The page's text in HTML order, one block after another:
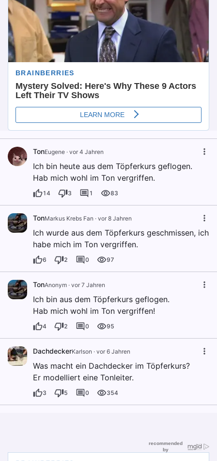
TonEugene · vor 4 Jahren
Ich bin heute aus dem Töpferkurs geflogen.
Hab mich wohl im Ton vergriffen.
14 3 1 83
TonMarkus Krebs Fan · vor 8 Jahren
Ich wurde aus dem Töpferkurs geschmissen, ich
habe mich im Ton vergriffen.
6 2 0 97
TonAnonym · vor 7 Jahren
Ich bin aus dem Töpferkurs geflogen.
Hab mich wohl im Ton vergriffen!
4 2 0 95
DachdeckerKarlson · vor 6 Jahren
Was macht ein Dachdecker im Töpferkurs?
Er modelliert eine Tonleiter.
3 5 0 354